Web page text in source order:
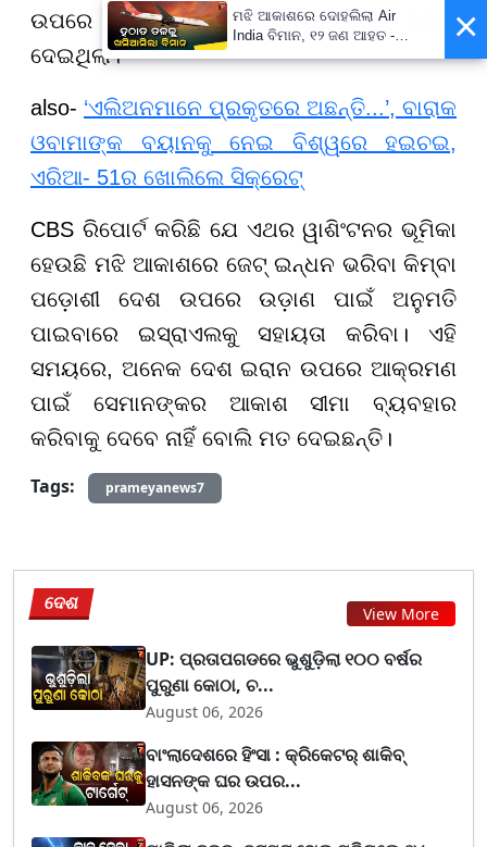
ଉପରେ ଇସ୍ରାଏଲୀ ଆକ୍ରମଣରେ ଯୋଗ
ଦେଇଥିଲା।
also- ‘ଏଲିଅନମାନେ ପ୍ରକୃତରେ ଅଛନ୍ତି...’, ବାରାକ
ଓବାମାଙ୍କ ବୟାନକୁ ନେଇ ବିଶ୍ୱରେ ହଇଚଇ,
ଏରିଆ- 51ର ଖୋଲିଲେ ସିକ୍ରେଟ୍‌
CBS ରିପୋର୍ଟ କରିଛି ଯେ ଏଥର ୱାଶିଂଟନର ଭୂମିକା
ହେଉଛି ମଝି ଆକାଶରେ ଜେଟ୍ ଇନ୍ଧନ ଭରିବା କିମ୍ବା
ପଡ଼ୋଶୀ ଦେଶ ଉପରେ ଉଡ଼ାଣ ପାଇଁ ଅନୁମତି
ପାଇବାରେ ଇସ୍ରାଏଲକୁ ସହାୟତା କରିବା। ଏହି
ସମୟରେ, ଅନେକ ଦେଶ ଇରାନ ଉପରେ ଆକ୍ରମଣ
ପାଇଁ ସେମାନଙ୍କର ଆକାଶ ସୀମା ବ୍ୟବହାର
କରିବାକୁ ଦେବେ ନାହିଁ ବୋଲି ମତ ଦେଇଛନ୍ତି।
Tags:
prameyanews7
ଦେଶ View More
UP: ପ୍ରତାପଗଡରେ ଭୁଶୁଡ଼ିଲା ୧୦୦ ବର୍ଷର
ପୁରୁଣା କୋଠା, ଚ...
August 06, 2026
ବାଂଲାଦେଶରେ ହିଂସା : କ୍ରିକେଟର୍ ଶାକିବ୍
ହାସନଙ୍କ ଘର ଉପର...
August 06, 2026
×
ମଝି ଆକାଶରେ ଦୋହଲିଲା Air
India ବିମାନ, ୧୨ ଜଣ ଆହତ -